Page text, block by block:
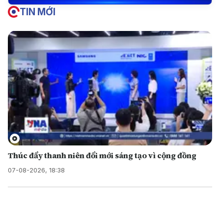
TIN MỚI
Thúc đẩy thanh niên đổi mới sáng tạo vì cộng đồng
07-08-2026, 18:38